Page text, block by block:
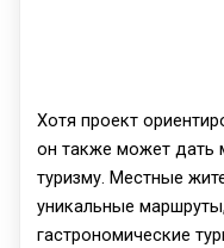
Хотя проект
он также может дать
туризму. Местные
уникальные
гастрономические